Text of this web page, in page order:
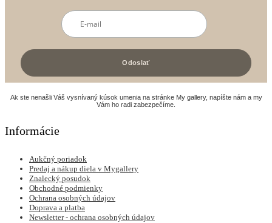
Ak ste nenašli Váš vysnívaný kúsok umenia na stránke My gallery, napíšte nám a my
Vám ho radi zabezpečíme.
Informácie
Aukčný poriadok
Predaj a nákup diela v Mygallery
Znalecký posudok
Obchodné podmienky
Ochrana osobných údajov
Doprava a platba
Newsletter - ochrana osobných údajov